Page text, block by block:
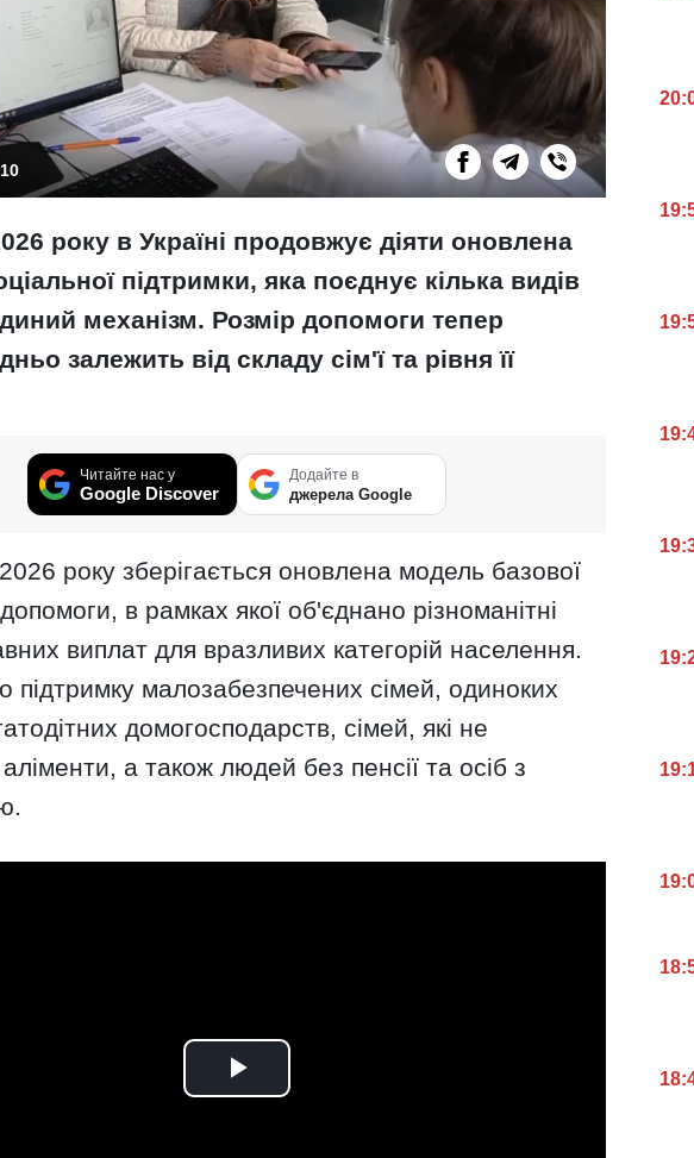
року в Україні продовжує діяти оновлена
підтримки, яка поєднує кілька видів
механізм. Розмір допомоги тепер
залежить від складу сім'ї та рівня її
Читайте нас у
Google Discover
Додайте в
джерела Google
року зберігається оновлена ​​модель базової
в рамках якої об'єднано різноманітні
виплат для вразливих категорій населення.
підтримку малозабезпечених сімей, одиноких
домогосподарств, сімей, які не
а також людей без пенсії та осіб з